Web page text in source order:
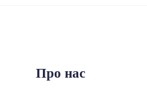
Про нас